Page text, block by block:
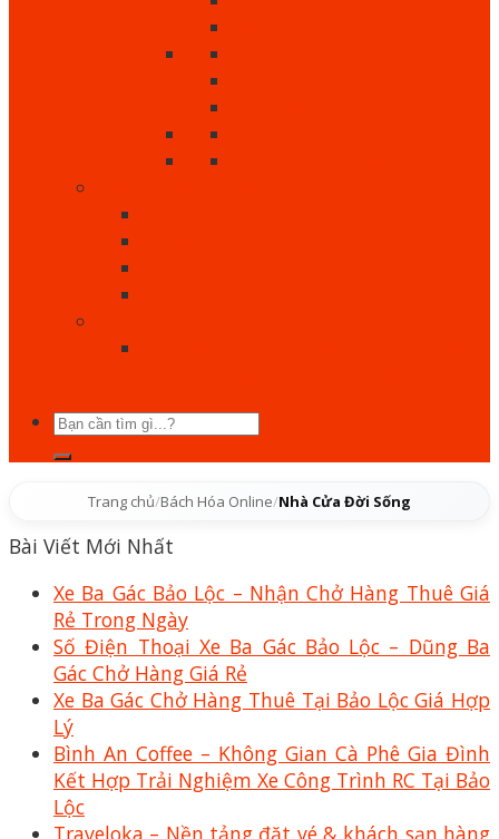
Tìm
Trang chủ/Bách Hóa Online/Nhà Cửa Đời Sống
Bài Viết Mới Nhất
Xe Ba Gác Bảo Lộc – Nhận Chở Hàng Thuê Giá
Rẻ Trong Ngày
Số Điện Thoại Xe Ba Gác Bảo Lộc – Dũng Ba
Gác Chở Hàng Giá Rẻ
Xe Ba Gác Chở Hàng Thuê Tại Bảo Lộc Giá Hợp
Lý
Bình An Coffee – Không Gian Cà Phê Gia Đình
Kết Hợp Trải Nghiệm Xe Công Trình RC Tại Bảo
Lộc
Traveloka – Nền tảng đặt vé & khách sạn hàng